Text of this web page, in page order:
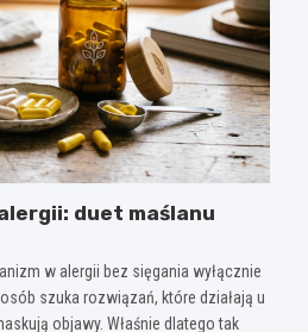
duet maślanu
w alergii bez sięgania wyłącznie
szuka rozwiązań, które działają u
objawy. Właśnie dlatego tak